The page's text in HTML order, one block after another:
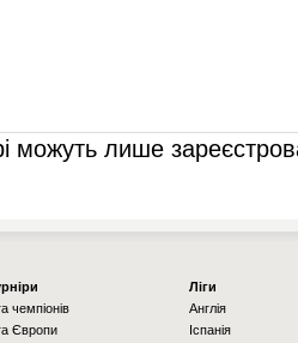
можуть лише
чемпіонів
Європи
Ліги
Англія
Іспанія